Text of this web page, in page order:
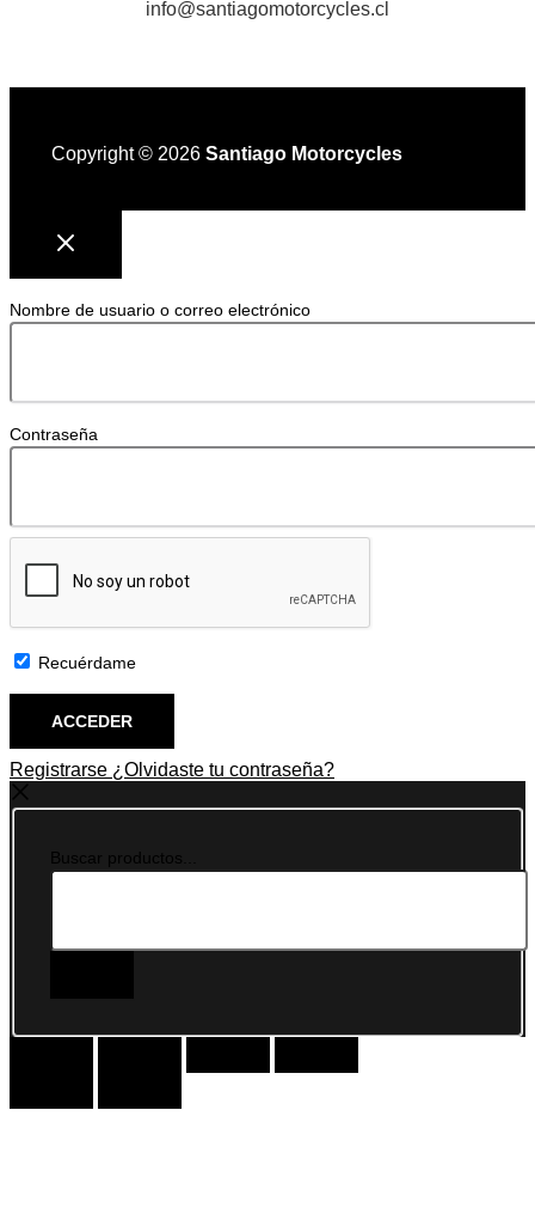
info@santiagomotorcycles.cl
Copyright © 2026 Santiago Motorcycles
Nombre de usuario o correo electrónico
Contraseña
Recuérdame
Registrarse ¿Olvidaste tu contraseña?
Buscar productos...